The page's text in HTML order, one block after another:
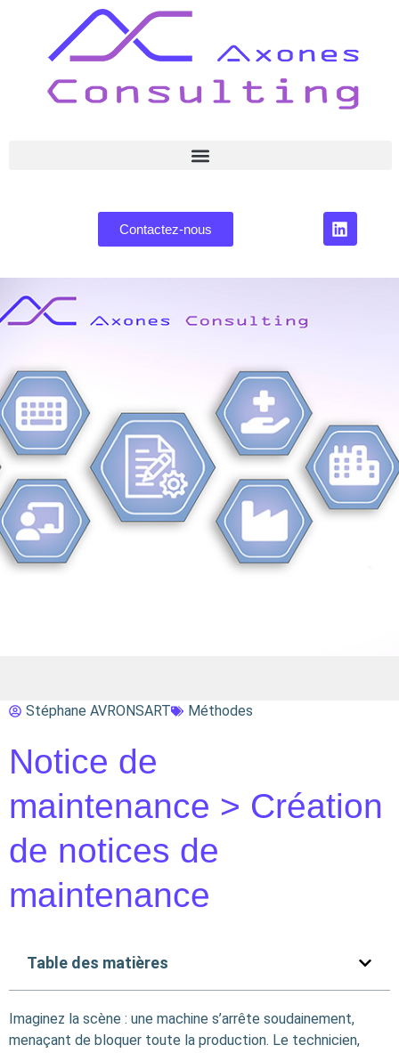
Contactez-nous
Stéphane AVRONSART Méthodes
Notice de
maintenance > Création
de notices de
maintenance
Table des matières
Imaginez la scène : une machine s’arrête soudainement,
menaçant de bloquer toute la production. Le technicien,